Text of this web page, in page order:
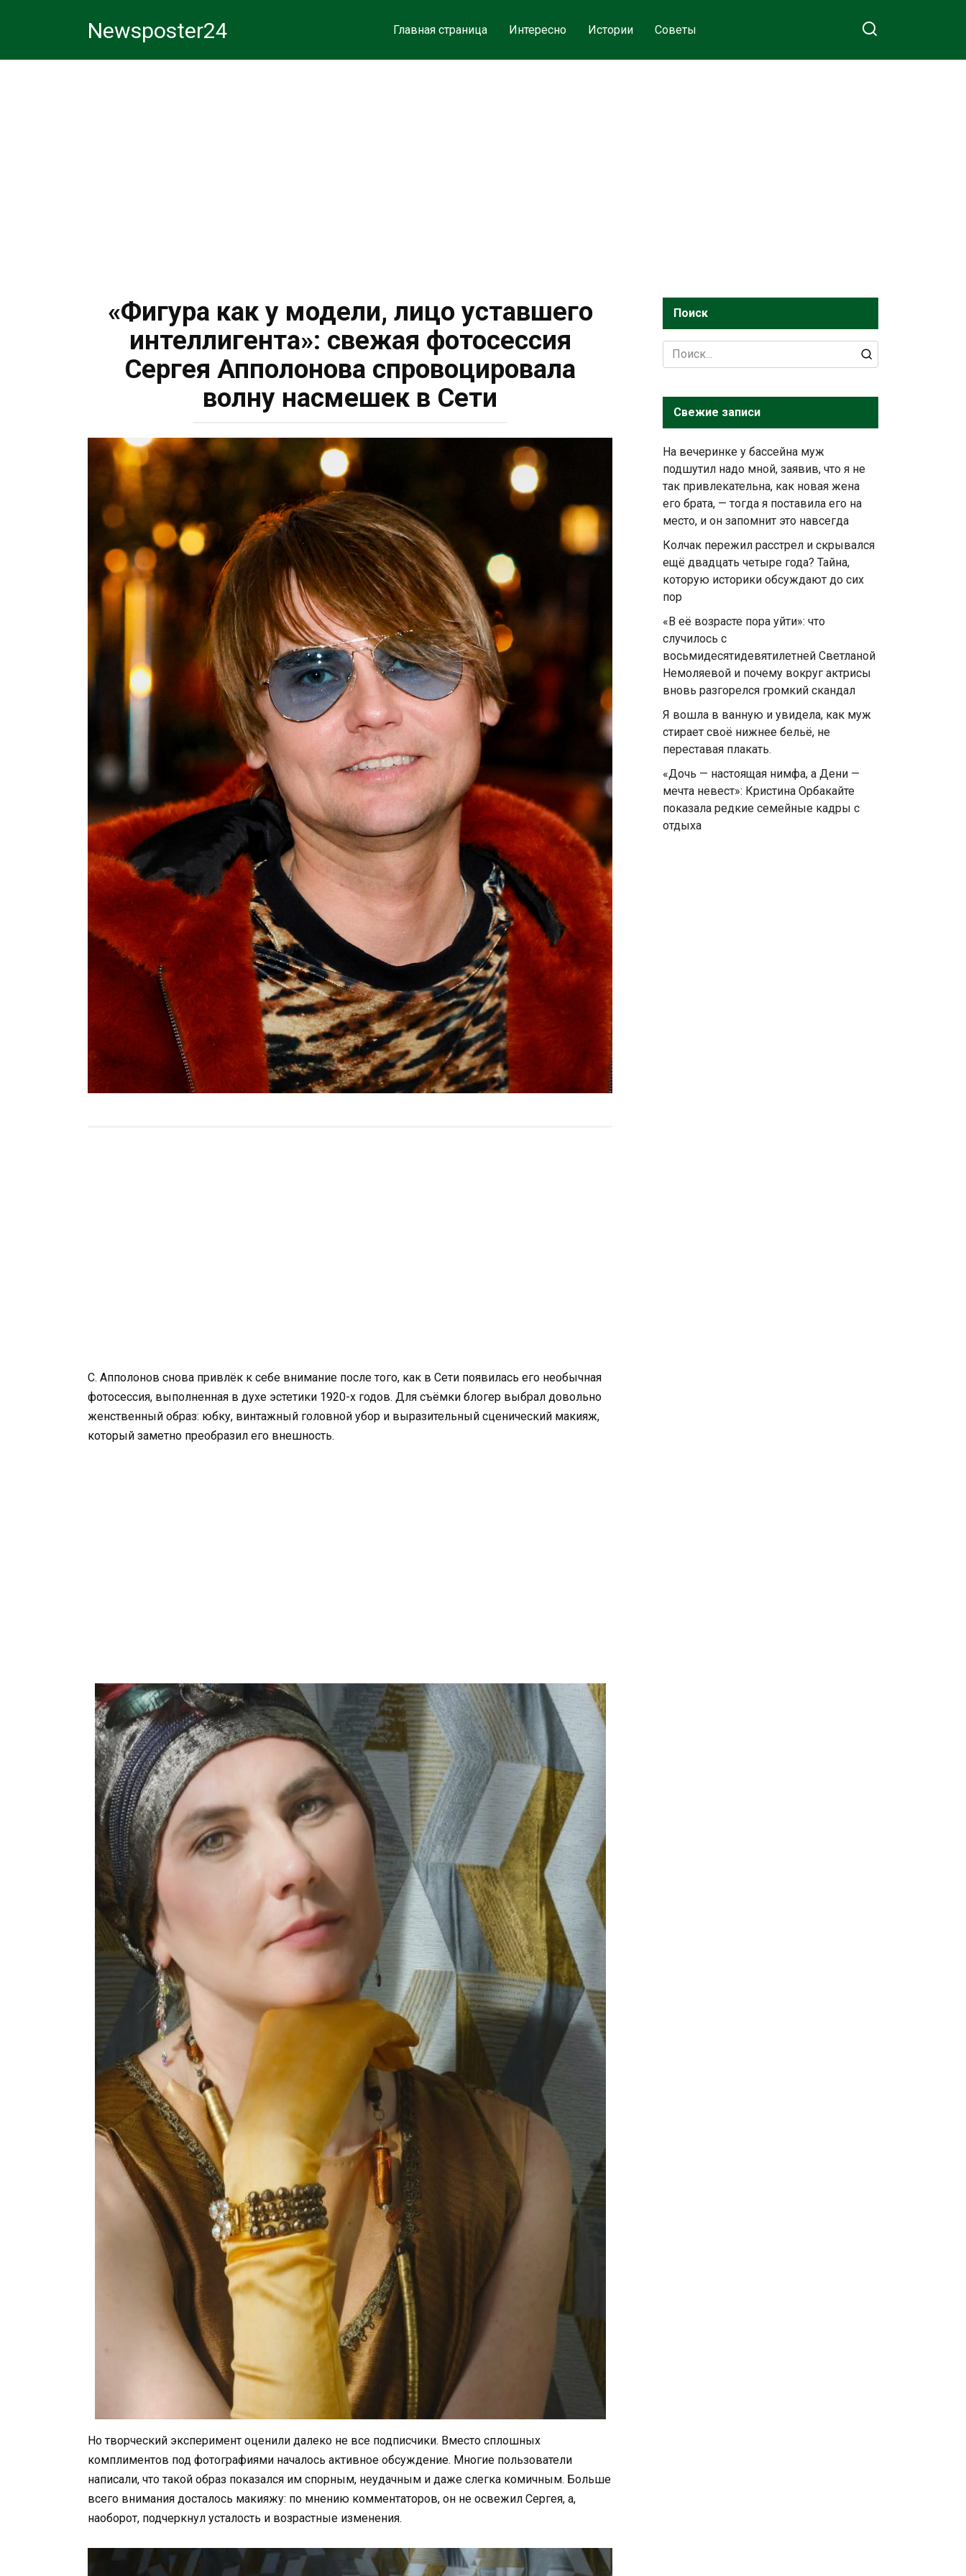
Newsposter24 Главная страница Интересно Истории Советы
«Фигура как у модели, лицо уставшего
интеллигента»: свежая фотосессия
Сергея Апполонова спровоцировала
волну насмешек в Сети
С. Апполонов снова привлёк к себе внимание после того, как в Сети появилась его необычная
фотосессия, выполненная в духе эстетики 1920-х годов. Для съёмки блогер выбрал довольно
женственный образ: юбку, винтажный головной убор и выразительный сценический макияж,
который заметно преобразил его внешность.
Но творческий эксперимент оценили далеко не все подписчики. Вместо сплошных
комплиментов под фотографиями началось активное обсуждение. Многие пользователи
написали, что такой образ показался им спорным, неудачным и даже слегка комичным. Больше
всего внимания досталось макияжу: по мнению комментаторов, он не освежил Сергея, а,
наоборот, подчеркнул усталость и возрастные изменения.
Поиск
Search
for:
Свежие записи
На вечеринке у бассейна муж
подшутил надо мной, заявив, что я не
так привлекательна, как новая жена
его брата, — тогда я поставила его на
место, и он запомнит это навсегда
Колчак пережил расстрел и скрывался
ещё двадцать четыре года? Тайна,
которую историки обсуждают до сих
пор
«В её возрасте пора уйти»: что
случилось с
восьмидесятидевятилетней Светланой
Немоляевой и почему вокруг актрисы
вновь разгорелся громкий скандал
Я вошла в ванную и увидела, как муж
стирает своё нижнее бельё, не
переставая плакать.
«Дочь — настоящая нимфа, а Дени —
мечта невест»: Кристина Орбакайте
показала редкие семейные кадры с
отдыха